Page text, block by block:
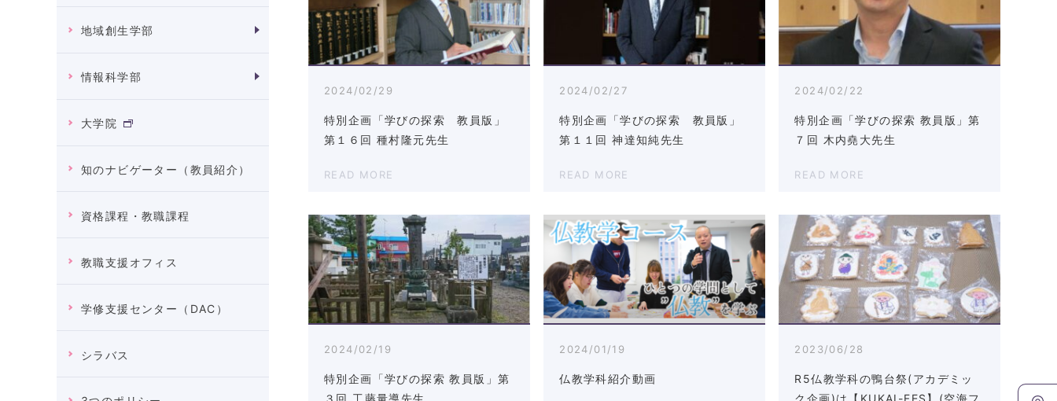
地域創生学部
情報科学部
大学院
知のナビゲーター（教員紹介）
資格課程・教職課程
教職支援オフィス
学修支援センター（DAC）
シラバス
2024/02/29
特別企画「学びの探索 教員版」
第１６回 種村隆元先生
READ MORE
2024/02/27
特別企画「学びの探索 教員版」
第１１回 神達知純先生
READ MORE
2024/02/22
特別企画「学びの探索 教員版」第
７回 木内堯大先生
READ MORE
2024/02/19
特別企画「学びの探索 教員版」第
３回 工藤量導先生
2024/01/19
仏教学科紹介動画
2023/06/28
R5仏教学科の鴨台祭(アカデミッ
ク企画)は【KUKAI-FES】(空海フ